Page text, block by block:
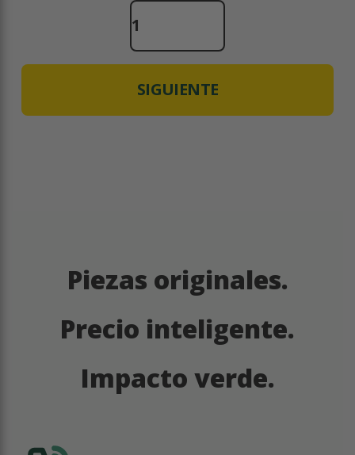
SIGUIENTE
Piezas originales.
Precio inteligente.
Impacto verde.